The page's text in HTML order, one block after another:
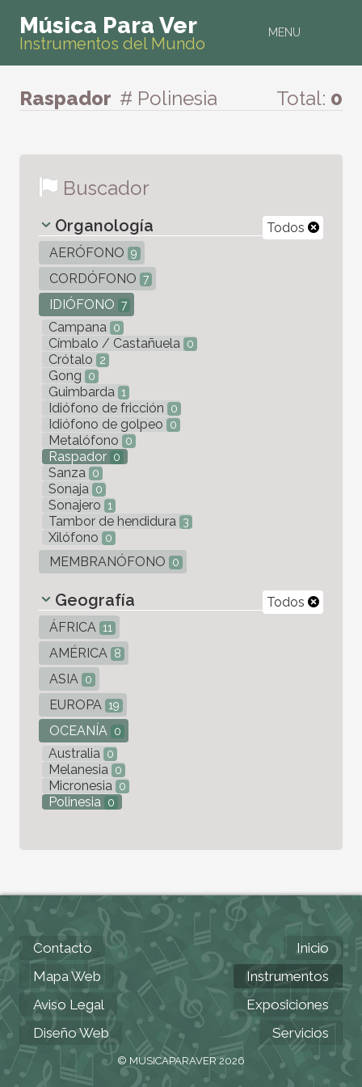
MENU
Música Para Ver
Instrumentos del Mundo
Raspador # Polinesia Total: 0
Buscador
Todos
Organología
AERÓFONO 9
CORDÓFONO 7
IDIÓFONO 7
Campana 0
Címbalo / Castañuela 0
Crótalo 2
Gong 0
Guimbarda 1
Idiófono de fricción 0
Idiófono de golpeo 0
Metalófono 0
Raspador 0
Sanza 0
Sonaja 0
Sonajero 1
Tambor de hendidura 3
Xilófono 0
MEMBRANÓFONO 0
Todos
Geografía
ÁFRICA 11
AMÉRICA 8
ASIA 0
EUROPA 19
OCEANÍA 0
Australia 0
Melanesia 0
Micronesia 0
Polinesia 0
Contacto
Mapa Web
Aviso Legal
Diseño Web
Inicio
Instrumentos
Exposiciones
Servicios
© MUSICAPARAVER 2026